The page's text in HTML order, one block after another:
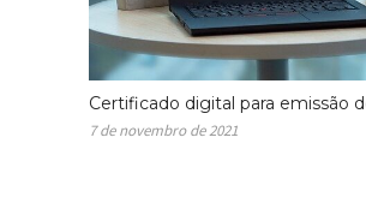
Certificado digital para emissão
7 de novembro de 2021